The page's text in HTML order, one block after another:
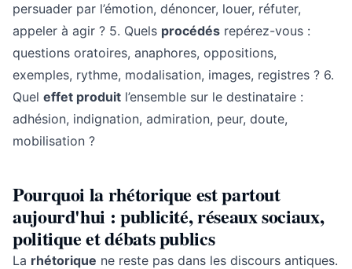
persuader par l’émotion, dénoncer, louer, réfuter,
appeler à agir ? 5. Quels procédés repérez-vous :
questions oratoires, anaphores, oppositions,
exemples, rythme, modalisation, images, registres ? 6.
Quel effet produit l’ensemble sur le destinataire :
adhésion, indignation, admiration, peur, doute,
mobilisation ?
Pourquoi la rhétorique est partout
aujourd'hui : publicité, réseaux sociaux,
politique et débats publics
La rhétorique ne reste pas dans les discours antiques.